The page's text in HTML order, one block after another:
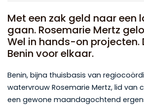
Met een zak geld naar een
gaan. Rosemarie Mertz
Wel in hands-on projecten.
Benin voor elkaar.
Benin, bijna thuisbasis van
watervrouw Rosemarie Mertz, lid van
een gewone maandagochtend